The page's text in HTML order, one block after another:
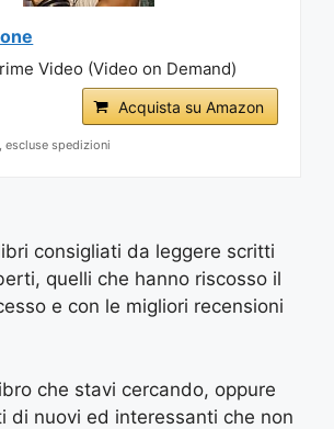
Video (Video on Demand)
Acquista su Amazon
escluse spedizioni
consigliati da leggere scritti
quelli che hanno riscosso il
e con le migliori recensioni
che stavi cercando, oppure
di nuovi ed interessanti che non